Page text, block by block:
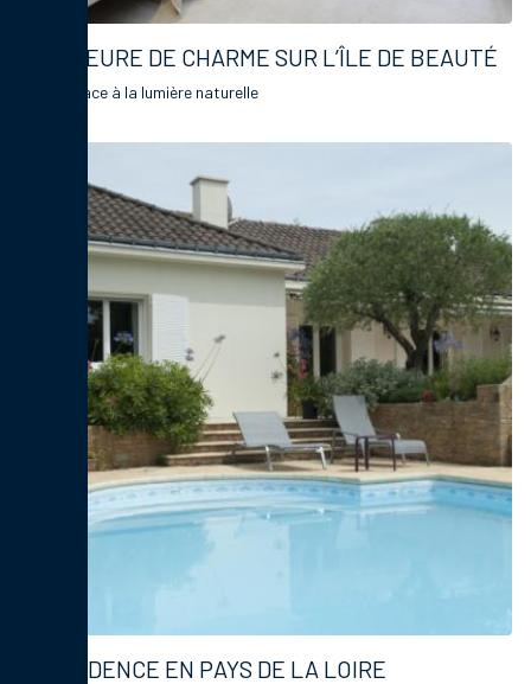
DEMEURE DE CHARME SUR L’ÎLE DE BEAUTÉ
Faites place à la lumière naturelle
RÉSIDENCE EN PAYS DE LA LOIRE